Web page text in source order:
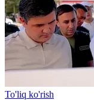
To'liq ko'rish